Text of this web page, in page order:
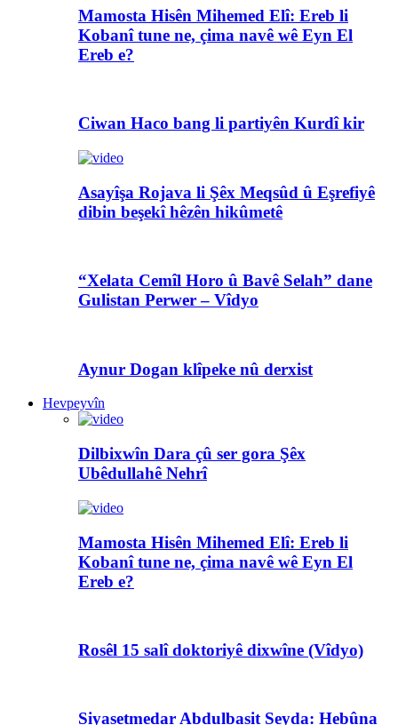
Mamosta Hisên Mihemed Elî: Ereb li
Kobanî tune ne, çima navê wê Eyn El
Ereb e?
Ciwan Haco bang li partiyên Kurdî kir
Asayîşa Rojava li Şêx Meqsûd û Eşrefiyê
dibin beşekî hêzên hikûmetê
“Xelata Cemîl Horo û Bavê Selah” dane
Gulistan Perwer – Vîdyo
Aynur Dogan klîpeke nû derxist
Hevpeyvîn
Dilbixwîn Dara çû ser gora Şêx
Ubêdullahê Nehrî
Mamosta Hisên Mihemed Elî: Ereb li
Kobanî tune ne, çima navê wê Eyn El
Ereb e?
Rosêl 15 salî doktoriyê dixwîne (Vîdyo)
Siyasetmedar Abdulbasit Seyda: Hebûna